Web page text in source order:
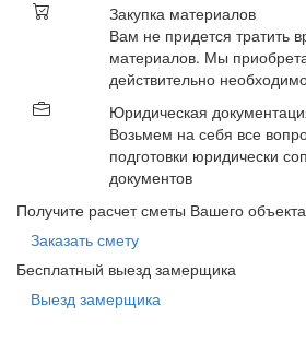
Закупка материалов
Вам не придется тратить
материалов. Мы
действительно
Юридическая
Возьмем на себя все
подготовки юридически
документов
Получите расчет сметы Вашего объекта
Заказать смету
Бесплатный выезд замерщика
Выезд замерщика